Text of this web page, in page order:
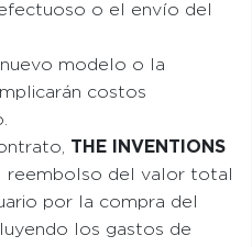
o el envío del
modelo o la
costos
THE INVENTIONS
reembolso del valor total
por la compra del
los gastos de